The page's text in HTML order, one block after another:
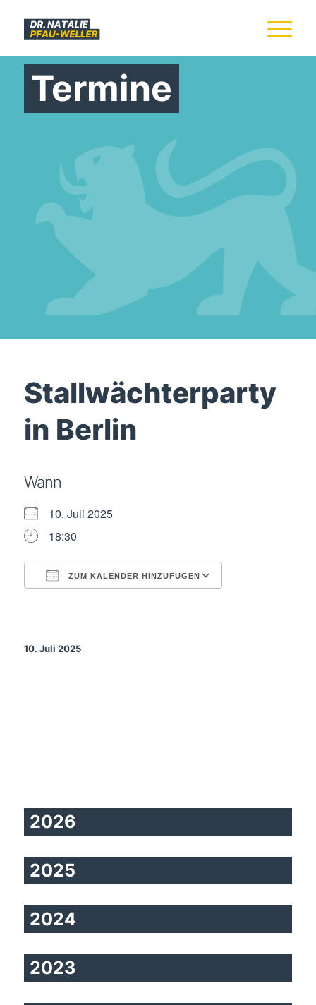
Termine
Stallwächterparty
in Berlin
Wann
10. Juli 2025
18:30
ZUM KALENDER HINZUFÜGEN
10. Juli 2025
2026
2025
2024
2023